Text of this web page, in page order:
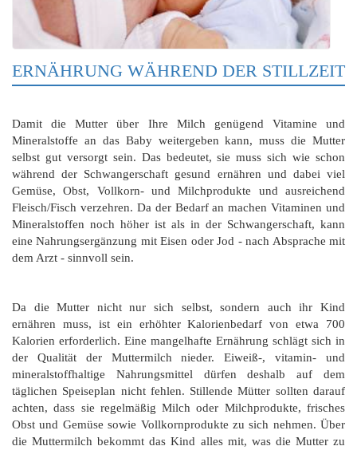
ERNÄHRUNG WÄHREND DER STILLZEIT
Damit die Mutter über Ihre Milch genügend Vitamine und
Mineralstoffe an das Baby weitergeben kann, muss die Mutter
selbst gut versorgt sein. Das bedeutet, sie muss sich wie schon
während der Schwangerschaft gesund ernähren und dabei viel
Gemüse, Obst, Vollkorn- und Milchprodukte und ausreichend
Fleisch/Fisch verzehren. Da der Bedarf an machen Vitaminen und
Mineralstoffen noch höher ist als in der Schwangerschaft, kann
eine Nahrungsergänzung mit Eisen oder Jod - nach Absprache mit
dem Arzt - sinnvoll sein.
Da die Mutter nicht nur sich selbst, sondern auch ihr Kind
ernähren muss, ist ein erhöhter Kalorienbedarf von etwa 700
Kalorien erforderlich. Eine mangelhafte Ernährung schlägt sich in
der Qualität der Muttermilch nieder. Eiweiß-, vitamin- und
mineralstoffhaltige Nahrungsmittel dürfen deshalb auf dem
täglichen Speiseplan nicht fehlen. Stillende Mütter sollten darauf
achten, dass sie regelmäßig Milch oder Milchprodukte, frisches
Obst und Gemüse sowie Vollkornprodukte zu sich nehmen. Über
die Muttermilch bekommt das Kind alles mit, was die Mutter zu